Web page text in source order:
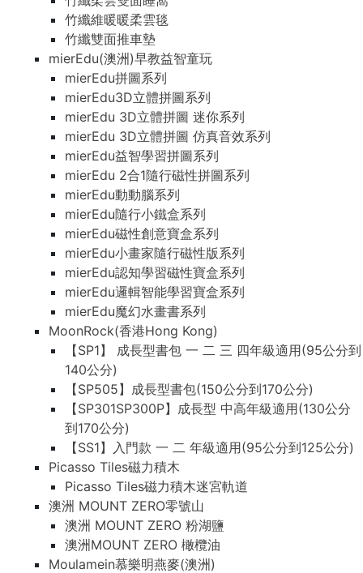
竹纖維暖暖柔雲毯
竹纖雙面推車墊
mierEdu(澳洲)早教益智童玩
mierEdu拼圖系列
mierEdu3D立體拼圖系列
mierEdu 3D立體拼圖 迷你系列
mierEdu 3D立體拼圖 仿真音效系列
mierEdu益智學習拼圖系列
mierEdu 2合1隨行磁性拼圖系列
mierEdu動動腦系列
mierEdu隨行小鐵盒系列
mierEdu磁性創意寶盒系列
mierEdu小畫家隨行磁性版系列
mierEdu認知學習磁性寶盒系列
mierEdu邏輯智能學習寶盒系列
mierEdu魔幻水畫書系列
MoonRock(香港Hong Kong)
【SP1】 成長型書包 一 二 三 四年級適用(95公分到
140公分)
【SP505】成長型書包(150公分到170公分)
【SP301SP300P】成長型 中高年級適用(130公分
到170公分)
【SS1】入門款 一 二 年級適用(95公分到125公分)
Picasso Tiles磁力積木
Picasso Tiles磁力積木迷宮軌道
澳洲 MOUNT ZERO零號山
澳洲 MOUNT ZERO 粉湖鹽
澳洲MOUNT ZERO 橄欖油
Moulamein慕樂明燕麥(澳洲)